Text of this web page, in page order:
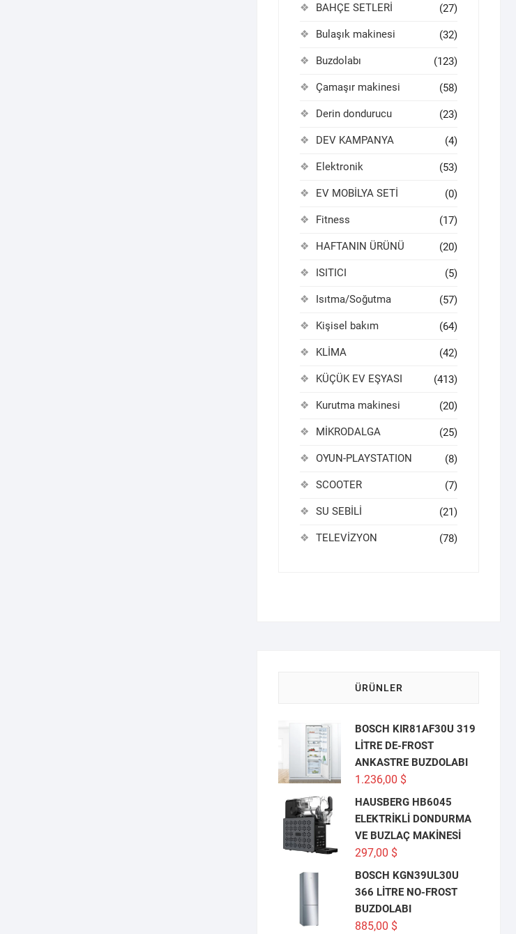
BAHÇE SETLERİ (27)
Bulaşık makinesi (32)
Buzdolabı (123)
Çamaşır makinesi (58)
Derin dondurucu (23)
DEV KAMPANYA (4)
Elektronik (53)
EV MOBİLYA SETİ (0)
Fitness (17)
HAFTANIN ÜRÜNÜ (20)
ISITICI (5)
Isıtma/Soğutma (57)
Kişisel bakım (64)
KLİMA (42)
KÜÇÜK EV EŞYASI (413)
Kurutma makinesi (20)
MİKRODALGA (25)
OYUN-PLAYSTATION (8)
SCOOTER (7)
SU SEBİLİ (21)
TELEVİZYON (78)
ÜRÜNLER
BOSCH KIR81AF30U 319
LİTRE DE-FROST
ANKASTRE BUZDOLABI
1.236,00 $
HAUSBERG HB6045
ELEKTRİKLİ DONDURMA
VE BUZLAÇ MAKİNESİ
297,00 $
BOSCH KGN39UL30U
366 LİTRE NO-FROST
BUZDOLABI
885,00 $